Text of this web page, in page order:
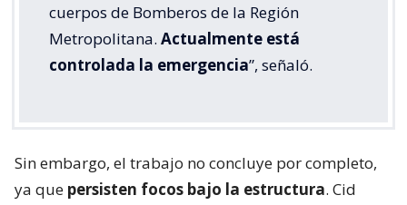
cuerpos de Bomberos de la Región
Metropolitana. Actualmente está
controlada la emergencia”, señaló.
Sin embargo, el trabajo no concluye por completo,
ya que persisten focos bajo la estructura. Cid